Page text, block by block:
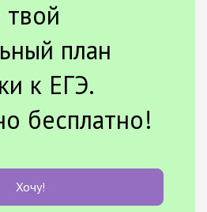
твой
план
к ЕГЭ.
бесплатно!
Хочу!